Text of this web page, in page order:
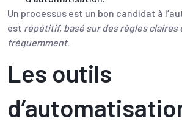
Un processus est un bon candidat à
est répétitif, basé sur des règles claires
fréquemment.
Les outils